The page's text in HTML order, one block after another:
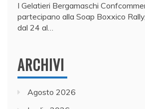
I Gelatieri Bergamaschi
partecipano alla Soap Boxxico
dal 24 al…
ARCHIVI
Agosto 2026